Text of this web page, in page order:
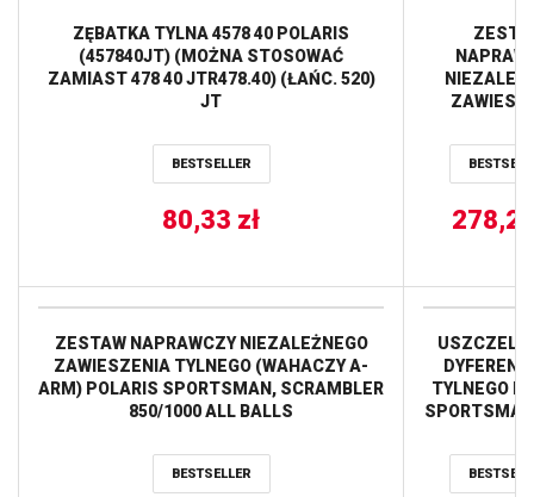
ZĘBATKA TYLNA 4578 40 POLARIS
(457840JT) (MOŻNA STOSOWAĆ
ZAMIAST 478 40 JTR478.40) (ŁAŃC. 520)
JT
BESTSELLER
80,33 zł
(WAHACZY
’16, 570
BALLS
ZESTAW NAPRAWCZY NIEZALEŻNEGO
ZAWIESZENIA TYLNEGO (WAHACZY A-
ARM) POLARIS SPORTSMAN, SCRAMBLER
850/1000 ALL BALLS
BESTSELLER
TYLNEGO
05-10,